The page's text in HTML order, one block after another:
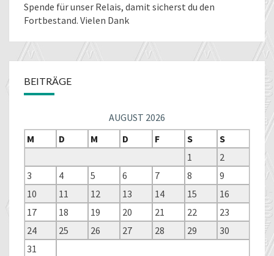
Spende für unser Relais, damit sicherst du den
Fortbestand. Vielen Dank
BEITRÄGE
AUGUST 2026
M
D M D F S
S
1
2
3
4 5 6 7 8
9
10
11 12 13 14 15
16
17
18 19 20 21 22
23
24
25 26 27 28 29
30
31